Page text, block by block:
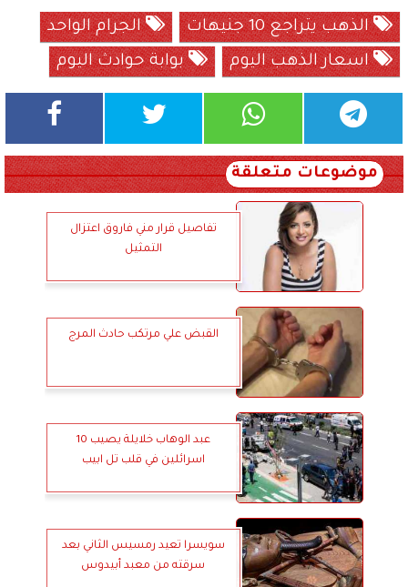
الذهب يتراجع 10 جنيهات
الجرام الواحد
اسعار الذهب اليوم
بوابة حوادث اليوم
موضوعات متعلقة
تفاصيل قرار مني فاروق اعتزال
التمثيل
القبض علي مرتكب حادث المرج
عبد الوهاب خلايلة يصيب 10
اسرائلين في قلب تل ابيب
سويسرا تعيد رمسيس الثاني بعد
سرقته من معبد أبيدوس